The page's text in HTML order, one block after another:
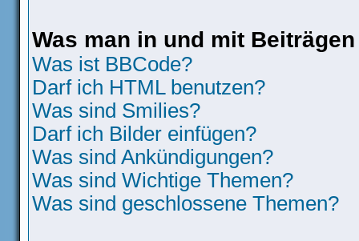
Was man in und mit
Was ist BBCode?
Darf ich HTML benutzen?
Was sind Smilies?
Darf ich Bilder einfügen?
Was sind Ankündigungen?
Was sind Wichtige Themen?
Was sind geschlossene Themen?